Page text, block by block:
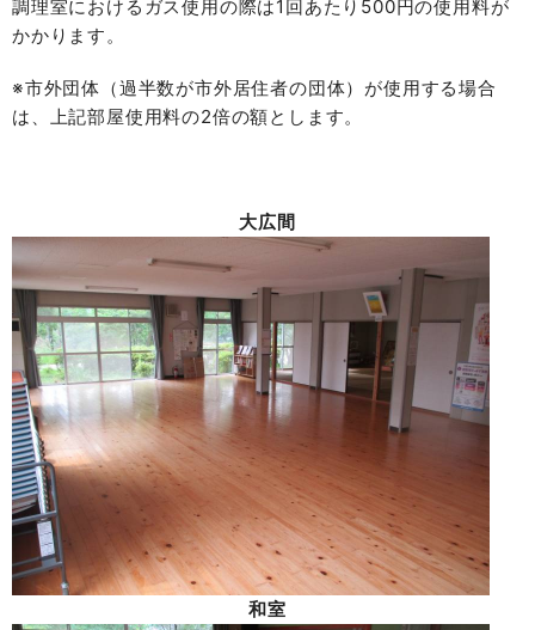
調理室におけるガス使用の際は1回あたり500円の使用料が
かかります。
※市外団体（過半数が市外居住者の団体）が使用する場合
は、上記部屋使用料の2倍の額とします。
大広間
和室